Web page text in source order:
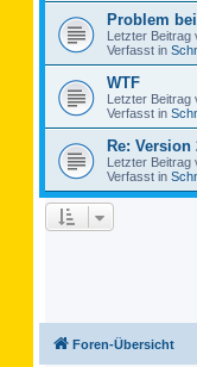
Problem
Letzter Beitrag
Verfasst in
WTF
Letzter Beitrag
Verfasst in
Re: Version
Letzter Beitrag
Verfasst in
Foren-Übersicht